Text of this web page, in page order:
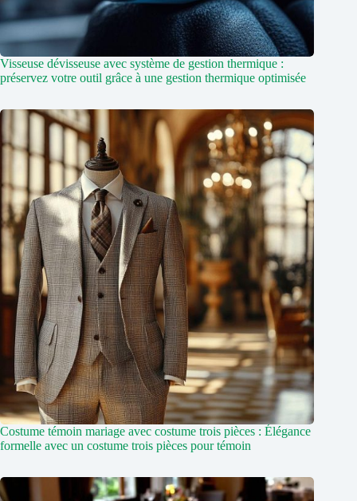
Visseuse dévisseuse avec système de gestion thermique :
préservez votre outil grâce à une gestion thermique optimisée
Costume témoin mariage avec costume trois pièces : Élégance
formelle avec un costume trois pièces pour témoin